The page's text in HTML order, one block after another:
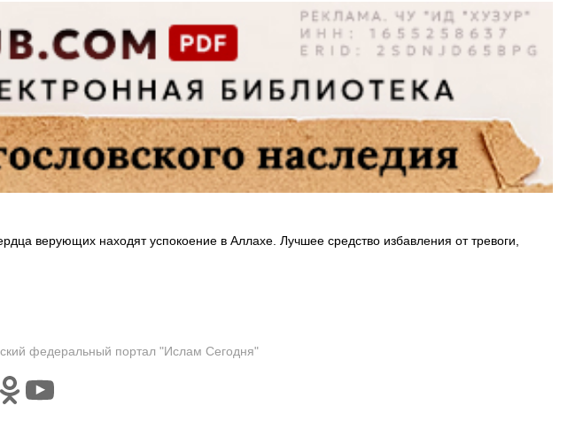
верующих находят успокоение в Аллахе. Лучшее средство избавления от тревоги,
федеральный портал "Ислам Сегодня"